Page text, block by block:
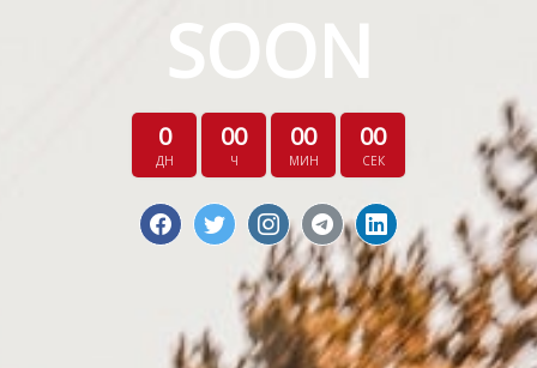
SOON
0
ДН
00
Ч
00
МИН
00
СЕК